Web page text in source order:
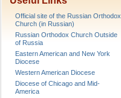
Official site of the Russian Orthodox
Church (in Russian)
Russian Orthodox Church Outside
of Russia
Eastern American and New York
Diocese
Western American Diocese
Diocese of Chicago and Mid-
America